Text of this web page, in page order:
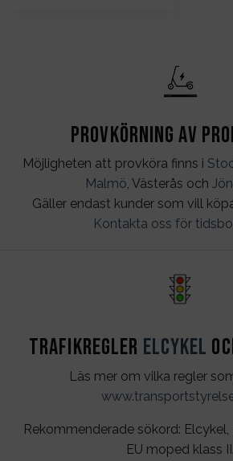
Provkörning av
Möjligheten att provköra finns i
Malmö, Västerås och
Gäller endast kunder som vill
Kontakta oss för
Trafikregler Elcykel
Läs mer om vilka regler
Rekommenderade sökord: Elcykel,
EU moped klass II.